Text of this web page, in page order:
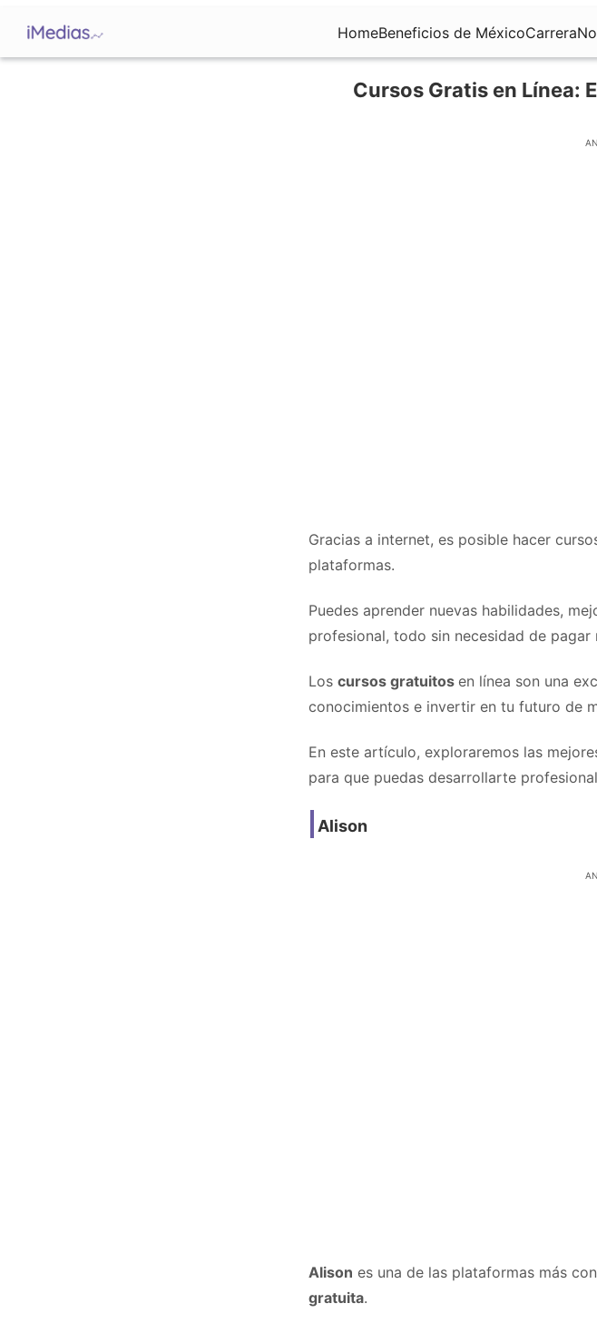
HomeBeneficios de MéxicoCarrera
Cursos Gratis en Línea:
Gracias a internet, es posible hacer
plataformas.
Puedes aprender nuevas habilidades,
profesional, todo sin necesidad de pagar
Los cursos gratuitos en línea son una
conocimientos e invertir en tu futuro de
En este artículo, exploraremos las
para que puedas desarrollarte
Alison
Alison es una de las plataformas más
gratuita.